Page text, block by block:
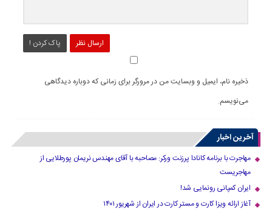
ارسال نظر پاک کردن !
ذخیره نام، ایمیل و وبسایت من در مرورگر برای زمانی که دوباره دیدگاهی
می‌نویسم.
آخرین اخبار
مهاجرت با برنامه کانادا پرزنت ورکر: مصاحبه با آقای مهندس نریمان پورطلایی از
مهاجریست
ایران کمپانی رونمایی شد!
آغاز ارائه ویزا کارت و مستر کارت در ایران از شهریور ۱۴۰۱